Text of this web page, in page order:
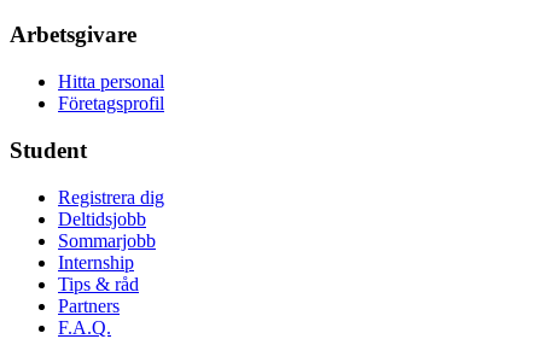
Arbetsgivare
Hitta personal
Företagsprofil
Student
Registrera dig
Deltidsjobb
Sommarjobb
Internship
Tips & råd
Partners
F.A.Q.